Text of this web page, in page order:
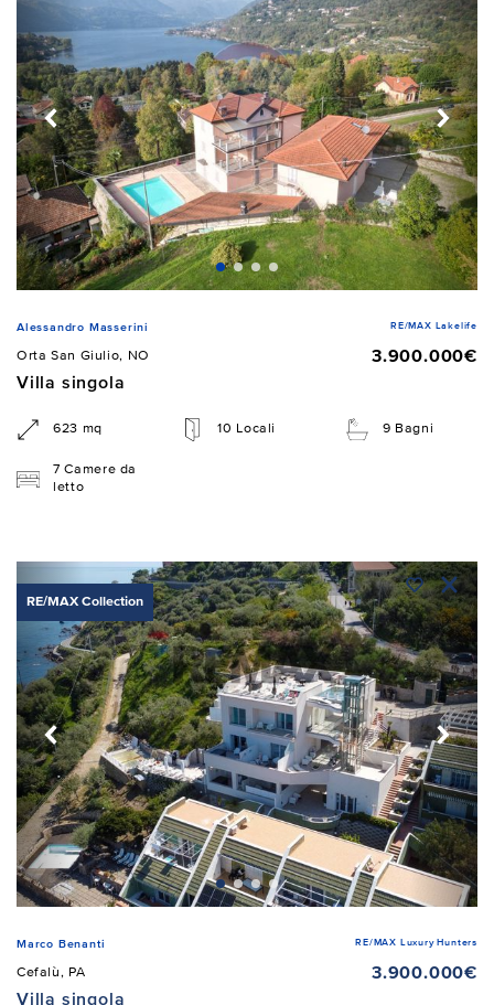
Alessandro Masserini RE/MAX Lakelife
Orta San Giulio, NO
3.900.000€
Villa singola
623 mq 10 Locali 9 Bagni
7 Camere da
letto
RE/MAX Collection
Marco Benanti RE/MAX Luxury Hunters
Cefalù, PA
3.900.000€
Villa singola